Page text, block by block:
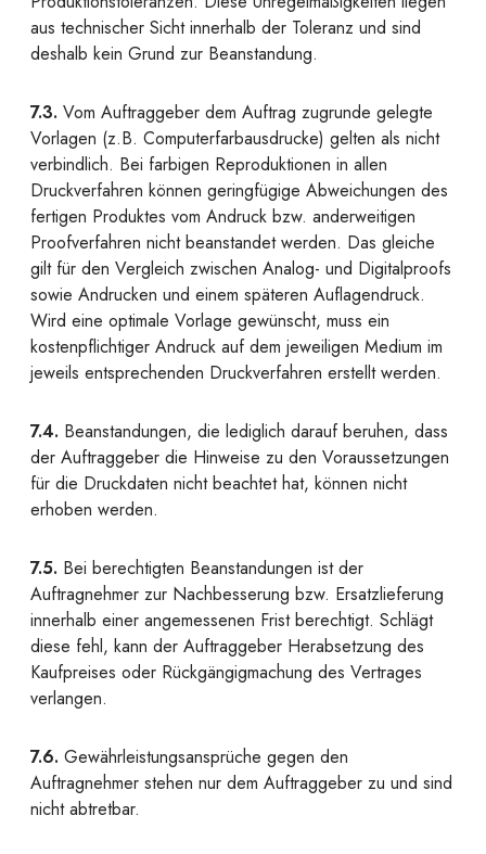
aus technischer Sicht innerhalb der Toleranz und sind
deshalb kein Grund zur Beanstandung.
7.3. Vom Auftraggeber dem Auftrag zugrunde gelegte
Vorlagen (z.B. Computerfarbausdrucke) gelten als nicht
verbindlich. Bei farbigen Reproduktionen in allen
Druckverfahren können geringfügige Abweichungen des
fertigen Produktes vom Andruck bzw. anderweitigen
Proofverfahren nicht beanstandet werden. Das gleiche
gilt für den Vergleich zwischen Analog- und Digitalproofs
sowie Andrucken und einem späteren Auflagendruck.
Wird eine optimale Vorlage gewünscht, muss ein
kostenpflichtiger Andruck auf dem jeweiligen Medium im
jeweils entsprechenden Druckverfahren erstellt werden.
7.4. Beanstandungen, die lediglich darauf beruhen, dass
der Auftraggeber die Hinweise zu den Voraussetzungen
für die Druckdaten nicht beachtet hat, können nicht
erhoben werden.
7.5. Bei berechtigten Beanstandungen ist der
Auftragnehmer zur Nachbesserung bzw. Ersatzlieferung
innerhalb einer angemessenen Frist berechtigt. Schlägt
diese fehl, kann der Auftraggeber Herabsetzung des
Kaufpreises oder Rückgängigmachung des Vertrages
verlangen.
7.6. Gewährleistungsansprüche gegen den
Auftragnehmer stehen nur dem Auftraggeber zu und sind
nicht abtretbar.